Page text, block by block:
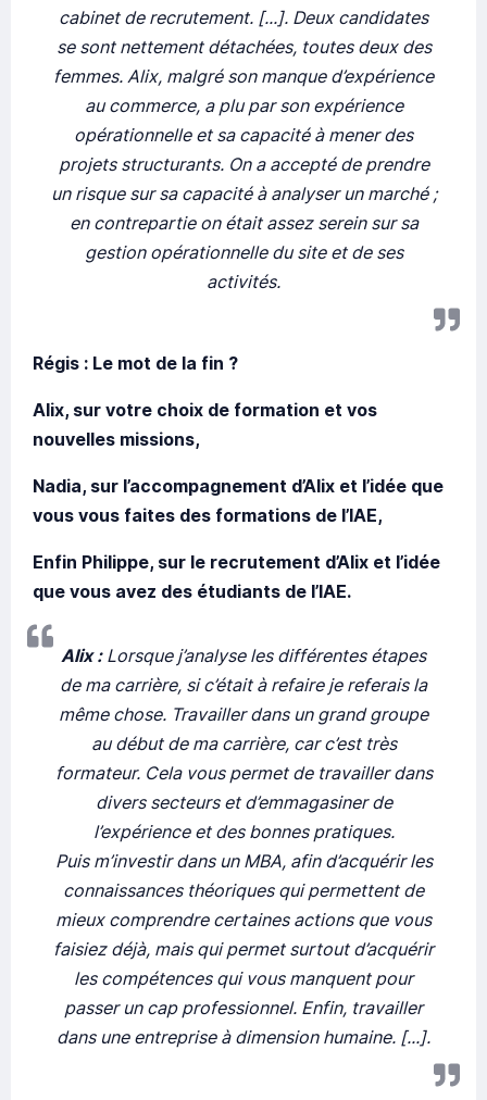
cabinet de recrutement. [...]. Deux candidates
se sont nettement détachées, toutes deux des
femmes. Alix, malgré son manque d’expérience
au commerce, a plu par son expérience
opérationnelle et sa capacité à mener des
projets structurants. On a accepté de prendre
un risque sur sa capacité à analyser un marché ;
en contrepartie on était assez serein sur sa
gestion opérationnelle du site et de ses
activités.
Régis : Le mot de la fin ?
Alix, sur votre choix de formation et vos
nouvelles missions,
Nadia, sur l’accompagnement d’Alix et l’idée que
vous vous faites des formations de l’IAE,
Enfin Philippe, sur le recrutement d’Alix et l’idée
que vous avez des étudiants de l’IAE.
Alix :Lorsque j’analyse les différentes étapes
de ma carrière, si c’était à refaire je referais la
même chose. Travailler dans un grand groupe
au début de ma carrière, car c’est très
formateur. Cela vous permet de travailler dans
divers secteurs et d’emmagasiner de
l’expérience et des bonnes pratiques.
Puis m’investir dans un MBA, afin d’acquérir les
connaissances théoriques qui permettent de
mieux comprendre certaines actions que vous
faisiez déjà, mais qui permet surtout d’acquérir
les compétences qui vous manquent pour
passer un cap professionnel. Enfin, travailler
dans une entreprise à dimension humaine. [...].